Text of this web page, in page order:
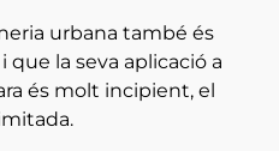
urbana també és
que la seva aplicació a
és molt incipient, el